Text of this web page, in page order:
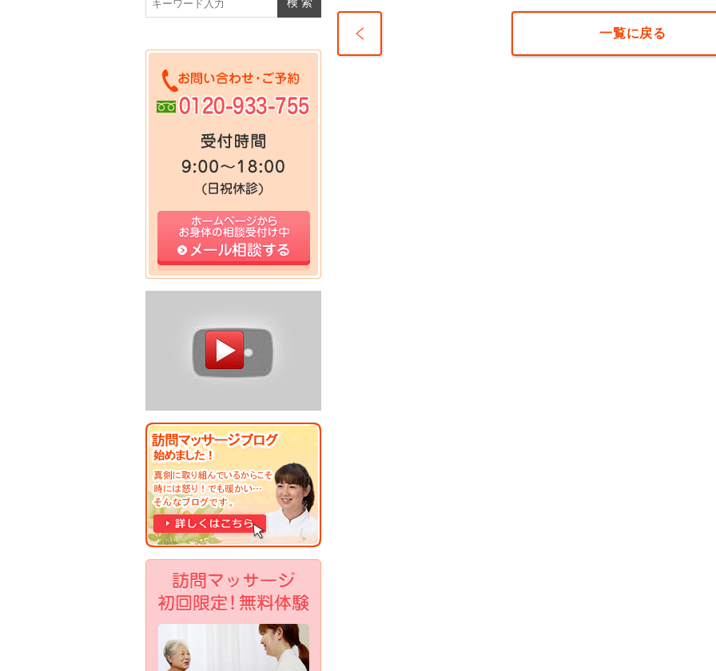
一覧に戻る